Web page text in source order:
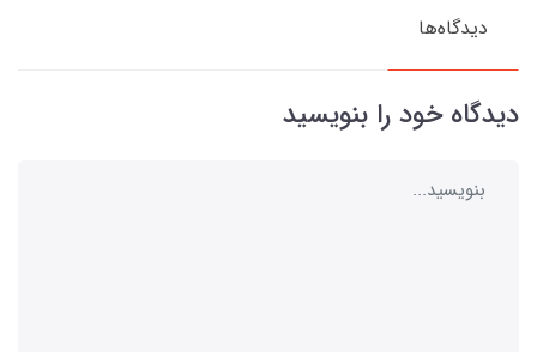
دیدگاه‌ها
دیدگاه خود را بنویسید